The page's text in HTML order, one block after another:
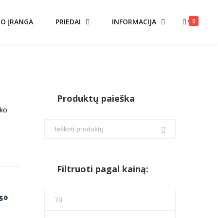
0
ĮRANGA PRIEDAI INFORMACIJA
Produktų paieška
Filtruoti pagal kainą: